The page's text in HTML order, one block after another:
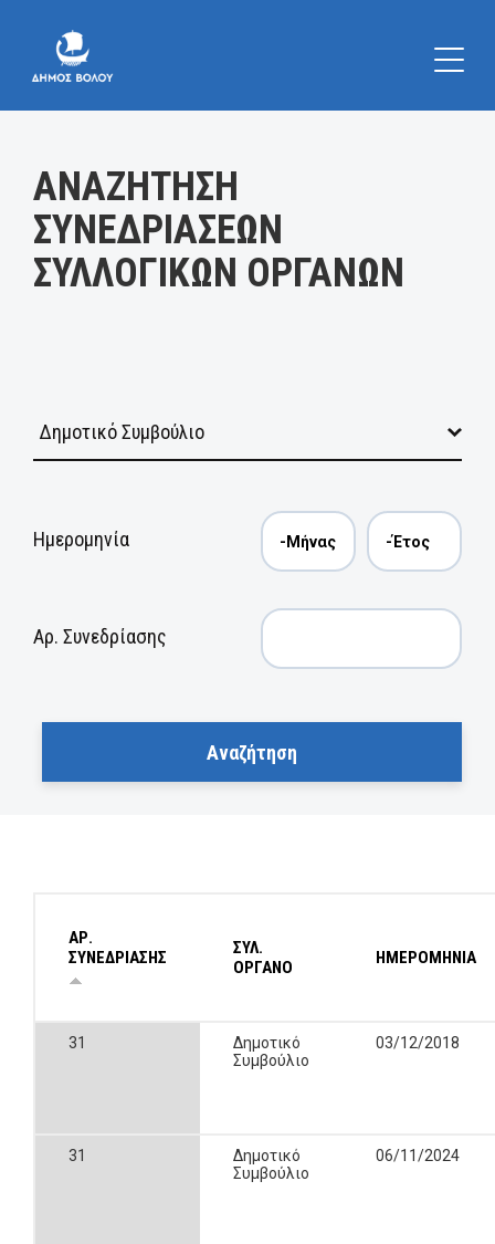
ΑΝΑΖΗΤΗΣΗ
ΣΥΝΕΔΡΙΑΣΕΩΝ
ΣΥΛΛΟΓΙΚΩΝ ΟΡΓΑΝΩΝ
Ημερομηνία
Αρ. Συνεδρίασης
ΑΡ.
ΣΥΝΕΔΡΙΑΣΗΣ
ΣΥΛ.
ΟΡΓΑΝΟ
ΗΜΕΡΟΜΗΝΙΑ
31
Δημοτικό
Συμβούλιο
03/12/2018
31
Δημοτικό
Συμβούλιο
06/11/2024